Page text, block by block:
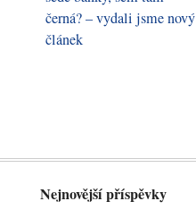
černá? – vydali jsme nový
článek
Nejnovější příspěvky